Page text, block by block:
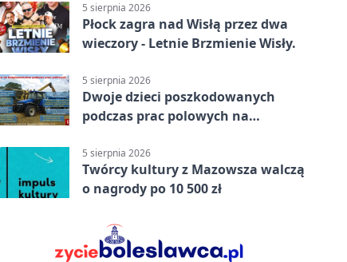
5 sierpnia 2026
Płock zagra nad Wisłą przez dwa
wieczory - Letnie Brzmienie Wisły.
5 sierpnia 2026
Dwoje dzieci poszkodowanych
podczas prac polowych na
5 sierpnia 2026
Twórcy kultury z Mazowsza walczą
o nagrody po 10 500 zł